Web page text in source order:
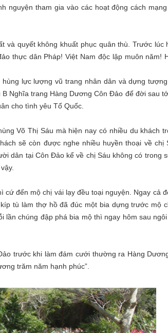
nguyện tham gia vào các hoạt động cách
quyết không khuất phục quân thù. Trước lúc
thực dân Pháp! Việt Nam độc lập muôn năm!
lực lượng vũ trang nhân dân và dựng
Nghĩa trang Hàng Dương Côn Đảo để đời sau
cho tình yêu Tổ Quốc.
Võ Thị Sáu mà hiện nay có nhiều du khách
sẽ còn được nghe nhiều huyền thoại về chị
dân tại Côn Đảo kể về chị Sáu không có trong
đến mộ chị vái lạy đều toại nguyện. Ngay cả
tù làm thợ hồ đã đúc một bia dựng trước mộ
chúng đập phá bia mộ thì ngay hôm sau
trước khi làm đám cưới thường ra Hàng
trăm năm hạnh phúc”.